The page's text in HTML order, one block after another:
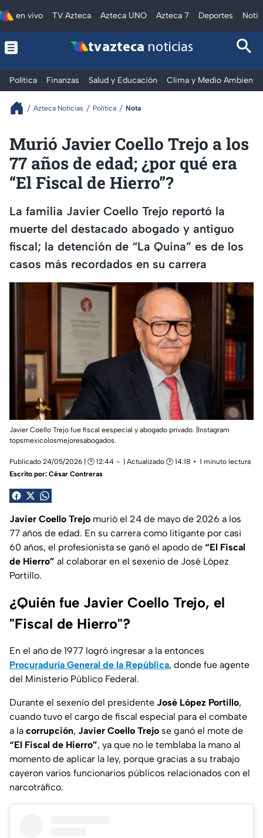
en vivo TV Azteca Azteca UNO Azteca 7 Deportes
tv azteca noticias
Política Finanzas Salud y Educación Clima y Medio Ambiente
Azteca Noticias Política Nota
Murió Javier Coello Trejo a los
77 años de edad; ¿por qué era
“El Fiscal de Hierro”?
La familia Javier Coello Trejo reportó la
muerte del destacado abogado y antiguo
fiscal; la detención de “La Quina” es de los
casos más recordados en su carrera
Javier Coello Trejo fue fiscal eespecial y abogado privado. |Instagram
topsmexicolosmejoresabogados.
Publicado 24/05/2026 | 🕑 12:44 | Actualizado 🕑 14:18
1 minuto lectura
Escrito por: César Contreras
Javier Coello Trejo murió el 24 de mayo de 2026 a los
77 años de edad. En su carrera como litigante por casi
60 años, el profesionista se ganó el apodo de “El Fiscal
de Hierro” al colaborar en el sexenio de José López
Portillo.
¿Quién fue Javier Coello Trejo, el
"Fiscal de Hierro"?
En el año de 1977 logró ingresar a la entonces
Procuraduría General de la República, donde fue agente
del Ministerio Público Federal.
Durante el sexenio del presidente José López Portillo,
cuando tuvo el cargo de fiscal especial para el combate
a la corrupción, Javier Coello Trejo se ganó el mote de
“El Fiscal de Hierro”, ya que no le temblaba la mano al
momento de aplicar la ley, porque gracias a su trabajo
cayeron varios funcionarios públicos relacionados con el
narcotráfico.